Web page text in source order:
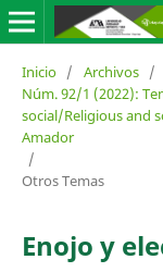
Inicio / Archivos /
Núm. 92/1 (2022):
social/Religious and
Amador
/
Otros Temas
Enojo y